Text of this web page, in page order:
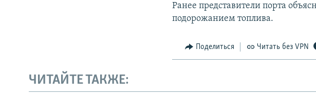
Ранее представители порта
подорожанием топлива.
Поделиться Читать без VPN
ЧИТАЙТЕ ТАКЖЕ: